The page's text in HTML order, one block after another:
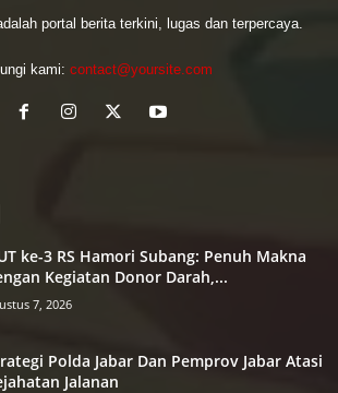
portal berita terkini, lugas dan terpercaya.
kami: contact@yoursite.com
ke-3 RS Hamori Subang: Penuh Makna
Kegiatan Donor Darah,...
7, 2026
Polda Jabar Dan Pemprov Jabar Atasi
Jalanan